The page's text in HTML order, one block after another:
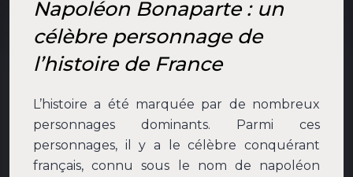
Napoléon Bonaparte : un
célèbre personnage de
l’histoire de France
L’histoire a été marquée par de nombreux
personnages dominants. Parmi ces
personnages, il y a le célèbre conquérant
français, connu sous le nom de napoléon